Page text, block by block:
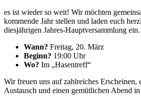
es ist wieder so weit! Wir möchten
kommende Jahr stellen und laden euch
diesjährigen Jahres-Hauptversammlung ein.
Wann? Freitag, 20. März
Beginn? 19:00 Uhr
Wo? Im „Hasentreff“
Wir freuen uns auf zahlreiches Erscheinen,
Austausch und einen gemütlichen Abend